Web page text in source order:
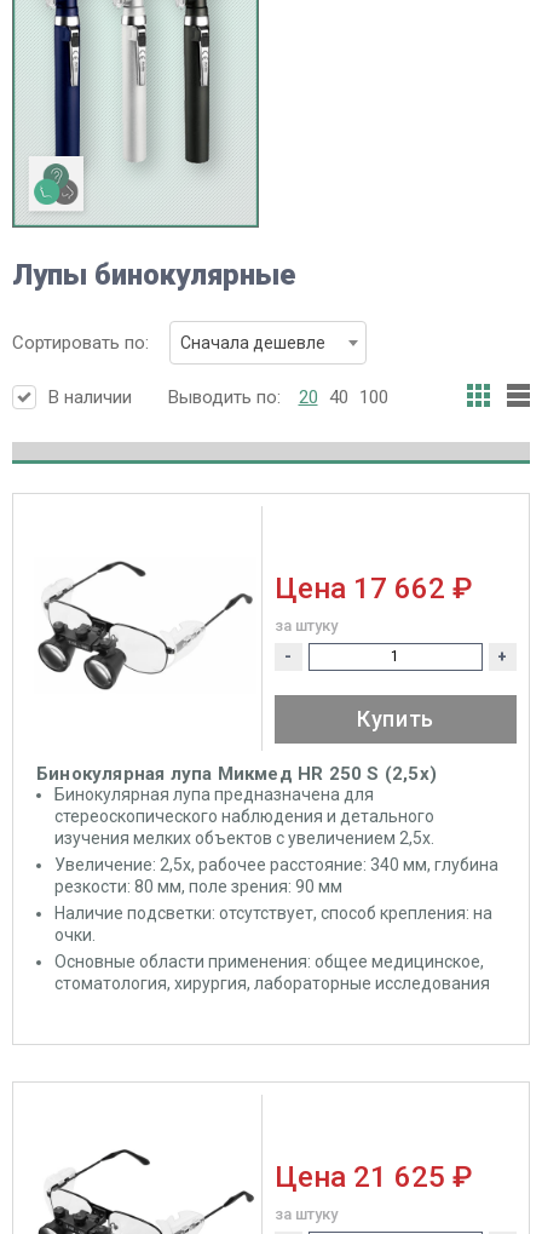
Лупы бинокулярные
Сортировать по: Сначала дешевле
В наличии Выводить по: 20 40 100
Бинокулярная лупа Микмед HR 250 S (2,5х)
Бинокулярная лупа предназначена для
стереоскопического наблюдения и детального
изучения мелких объектов с увеличением 2,5x.
Увеличение: 2,5x, рабочее расстояние: 340 мм, глубина
резкости: 80 мм, поле зрения: 90 мм
Наличие подсветки: отсутствует, способ крепления: на
очки.
Основные области применения: общее медицинское,
стоматология, хирургия, лабораторные исследования
Цена 17 662 ₽
за штуку
- +
Купить
Цена 21 625 ₽
за штуку